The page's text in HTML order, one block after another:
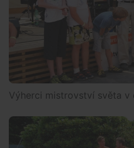
Výherci mistrovství světa